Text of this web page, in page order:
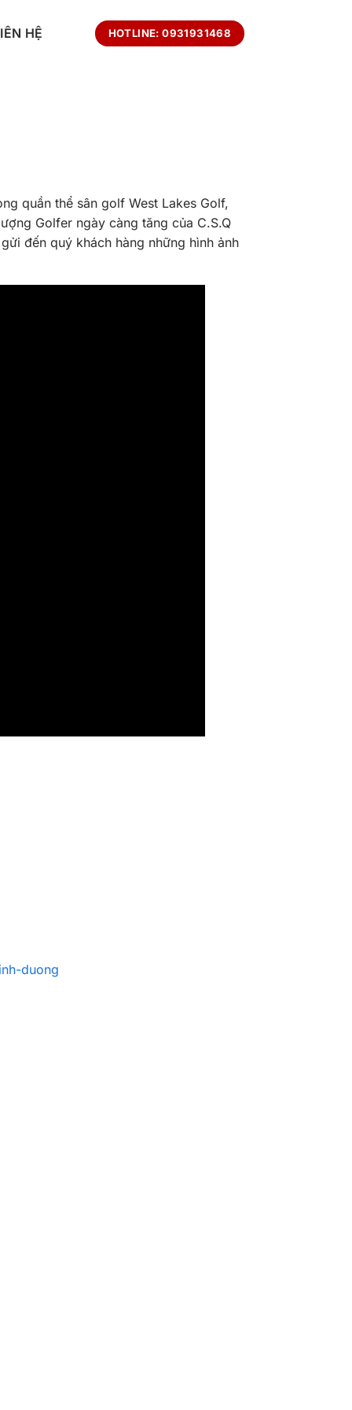
HỆ HOTLINE: 0931931468
quần thể sân golf West Lakes Golf,
Golfer ngày càng tăng của C.S.Q
đến quý khách hàng những hình ảnh
duong